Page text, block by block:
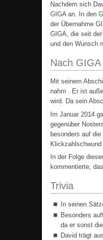
Nachdem sich
GIGA an. In den
der Übernahme
GIGA, die seit der
und den Wunsch
Nach GIGA
Mit seinem
nahm . Er ist
wird. Da sein
Im Januar 2014
gegenüber
besonders auf
In der Folge
kommentierte,
Trivia
In seinen
Besonders
da er sonst
David trägt